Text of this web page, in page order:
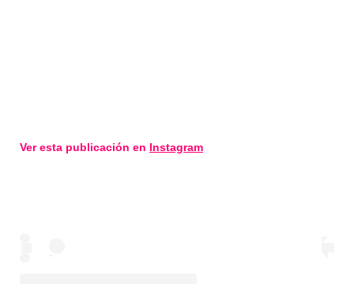
Ver esta publicación en Instagram